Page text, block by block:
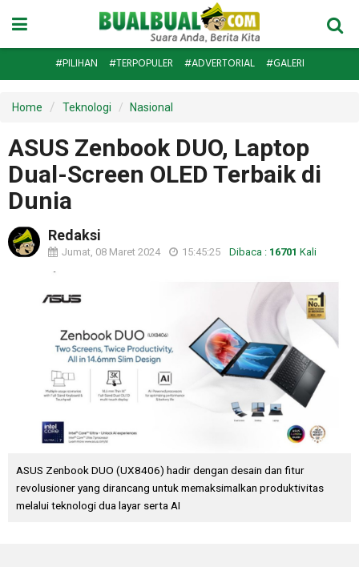
#PILIHAN #TERPOPULER #ADVERTORIAL #GALERI
Home Teknologi Nasional
ASUS Zenbook DUO, Laptop
Dual-Screen OLED Terbaik di
Dunia
Redaksi
Jumat, 08 Maret 2024 15:45:25 Dibaca : 16701 Kali
ASUS Zenbook DUO (UX8406) hadir dengan desain dan fitur
revolusioner yang dirancang untuk memaksimalkan produktivitas
melalui teknologi dua layar serta AI